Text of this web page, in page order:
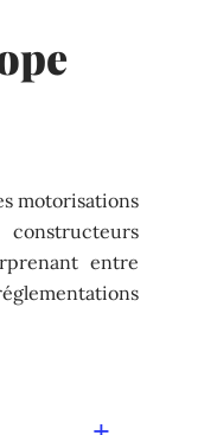
motorisations
entre